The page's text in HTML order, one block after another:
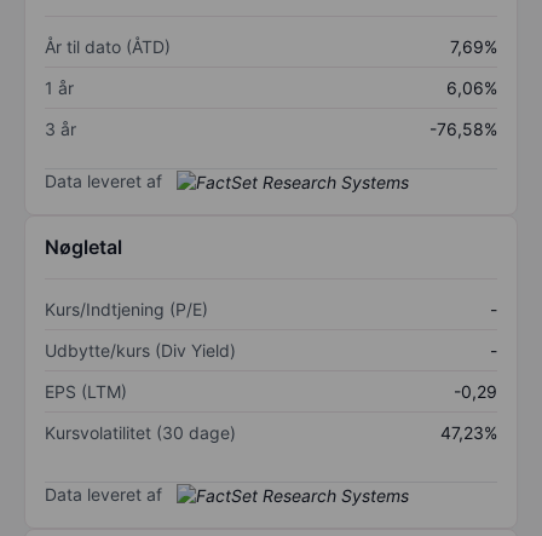
År til dato (ÅTD)
7,69%
1 år
6,06%
3 år
-76,58%
Data leveret af
Nøgletal
Kurs/Indtjening (P/E)
-
Udbytte/kurs (Div Yield)
-
EPS (LTM)
-0,29
Kursvolatilitet (30 dage)
47,23%
Data leveret af